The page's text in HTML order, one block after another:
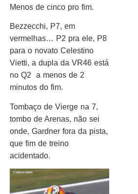
Menos de cinco pro fim.
Bezzecchi, P7, em
vermelhas… P2 pra ele, P8
para o novato Celestino
Vietti, a dupla da VR46 está
no Q2 a menos de 2
minutos do fim.
Tombaço de Vierge na 7,
tombo de Arenas, não sei
onde, Gardner fora da pista,
que fim de treino
acidentado.